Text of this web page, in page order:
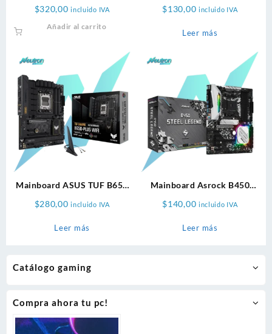
Catálogo gaming
Compra ahora tu pc!
Bluetooth Intel
$320,00 incluido IVA
Añadir al carrito
$130,00 incluido IVA
Leer más
Mainboard ASUS TUF B650
$280,00 incluido IVA
Leer más
Mainboard Asrock B450
$140,00 incluido IVA
Leer más